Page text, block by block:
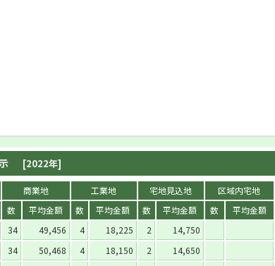
[2022年]
商業地 工業地 宅地見込地 区域内宅地
数 平均金額 数 平均金額 数 平均金額 数 平均金額
34 49,456 4 18,225 2
14,750
34 50,468 4 18,150 2
14,650